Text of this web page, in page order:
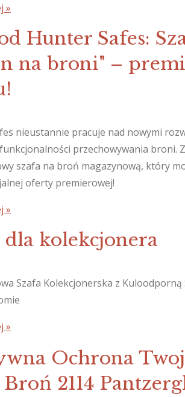
»
Hunter Safes:
na broni" –
nieustannie pracuje nad nowymi
przechowywania broni.
szafa na broń magazynową, który
oferty premierowej!
»
kolekcjonera
Szafa Kolekcjonerska z Kuloodporną
»
Ochrona
2114